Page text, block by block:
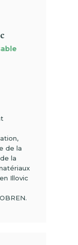
de la
la
Illovic